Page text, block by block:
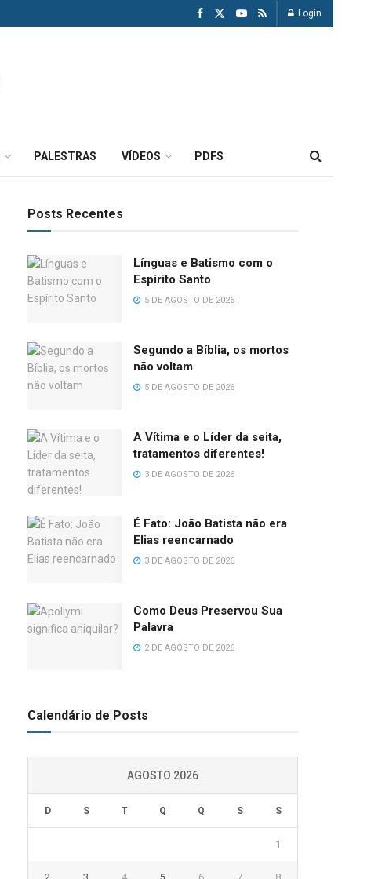
Login
PALESTRAS VÍDEOS PDFS
Posts Recentes
Línguas e Batismo com o
Espírito Santo
5 DE AGOSTO DE 2026
Segundo a Bíblia, os mortos
não voltam
5 DE AGOSTO DE 2026
A Vítima e o Líder da seita,
tratamentos diferentes!
3 DE AGOSTO DE 2026
É Fato: João Batista não era
Elias reencarnado
3 DE AGOSTO DE 2026
Como Deus Preservou Sua
Palavra
2 DE AGOSTO DE 2026
Calendário de Posts
AGOSTO 2026
D S T Q Q S S
1